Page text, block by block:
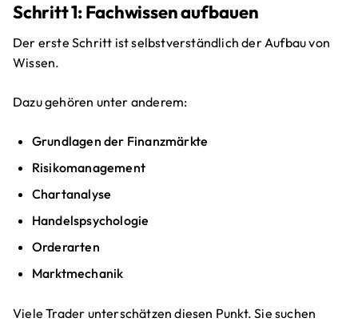
Schritt 1: Fachwissen aufbauen
Der erste Schritt ist selbstverständlich der Aufbau von
Wissen.
Dazu gehören unter anderem:
Grundlagen der Finanzmärkte
Risikomanagement
Chartanalyse
Handelspsychologie
Orderarten
Marktmechanik
Viele Trader unterschätzen diesen Punkt. Sie suchen